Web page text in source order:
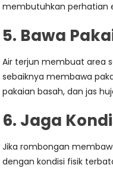
membutuhkan perhatian
5. Bawa
Air terjun membuat area
sebaiknya membawa
pakaian basah, dan jas
6. Jaga
Jika rombongan
dengan kondisi fisik